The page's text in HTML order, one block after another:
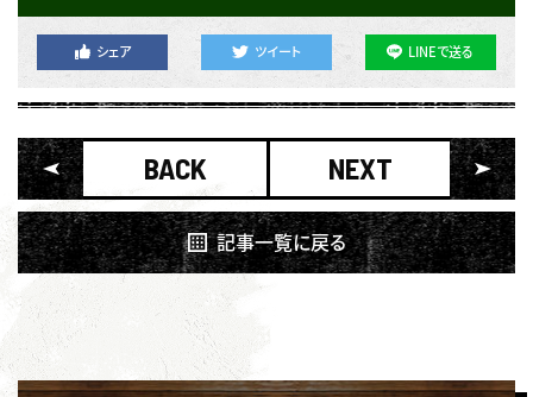
シェア ツイート LINEで送る
BACK NEXT
記事一覧に戻る